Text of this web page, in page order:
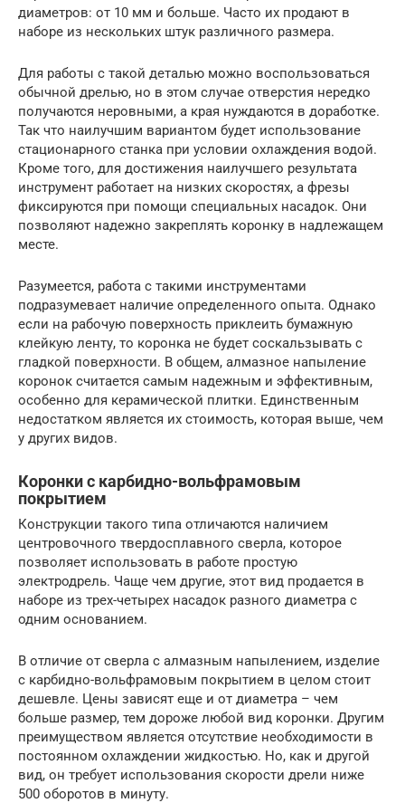
диаметров: от 10 мм и больше. Часто их продают в
наборе из нескольких штук различного размера.
Для работы с такой деталью можно воспользоваться
обычной дрелью, но в этом случае отверстия нередко
получаются неровными, а края нуждаются в доработке.
Так что наилучшим вариантом будет использование
стационарного станка при условии охлаждения водой.
Кроме того, для достижения наилучшего результата
инструмент работает на низких скоростях, а фрезы
фиксируются при помощи специальных насадок. Они
позволяют надежно закреплять коронку в надлежащем
месте.
Разумеется, работа с такими инструментами
подразумевает наличие определенного опыта. Однако
если на рабочую поверхность приклеить бумажную
клейкую ленту, то коронка не будет соскальзывать с
гладкой поверхности. В общем, алмазное напыление
коронок считается самым надежным и эффективным,
особенно для керамической плитки. Единственным
недостатком является их стоимость, которая выше, чем
у других видов.
Коронки с карбидно-вольфрамовым
покрытием
Конструкции такого типа отличаются наличием
центровочного твердосплавного сверла, которое
позволяет использовать в работе простую
электродрель. Чаще чем другие, этот вид продается в
наборе из трех-четырех насадок разного диаметра с
одним основанием.
В отличие от сверла с алмазным напылением, изделие
с карбидно-вольфрамовым покрытием в целом стоит
дешевле. Цены зависят еще и от диаметра – чем
больше размер, тем дороже любой вид коронки. Другим
преимуществом является отсутствие необходимости в
постоянном охлаждении жидкостью. Но, как и другой
вид, он требует использования скорости дрели ниже
500 оборотов в минуту.